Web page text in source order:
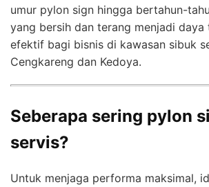
umur pylon sign hingga bertahun-
yang bersih dan terang menjadi daya
efektif bagi bisnis di kawasan sibuk
Cengkareng dan Kedoya.
Seberapa sering pylon
servis?
Untuk menjaga performa maksimal,